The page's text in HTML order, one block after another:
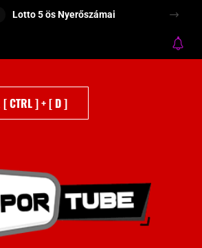
Lotto 5 ös Nyerőszámai
] + [ D ]